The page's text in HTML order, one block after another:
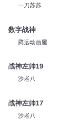
一刀苏苏
数字战神
腾远动画屋
战神左帅19
沙老八
战神左帅17
沙老八